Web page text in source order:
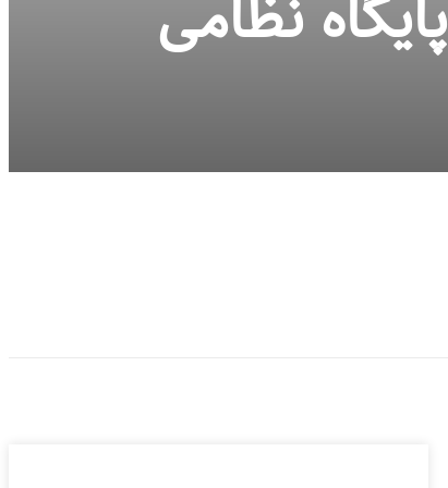
حمله پهپادی مقاومت اسلامی عراق به ۲ پایگاه نظامی